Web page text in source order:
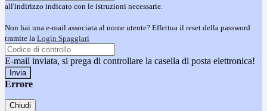
all'indirizzo indicato con le istruzioni necessarie.
Non hai una e-mail associata al nome utente? Effettua il reset della password
tramite la Login Spaggiari
E-mail inviata, si prega di controllare la casella di posta elettronica!
Errore
Chiudi